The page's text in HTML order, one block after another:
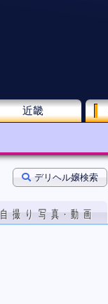
近畿
デリヘル嬢検索
自撮り写真·動画